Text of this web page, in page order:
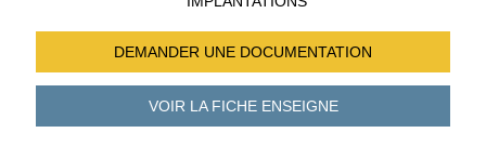
DEMANDER UNE DOCUMENTATION
VOIR LA FICHEENSEIGNE